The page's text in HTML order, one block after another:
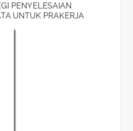
PENYELESAIAN
UNTUK PRAKERJA